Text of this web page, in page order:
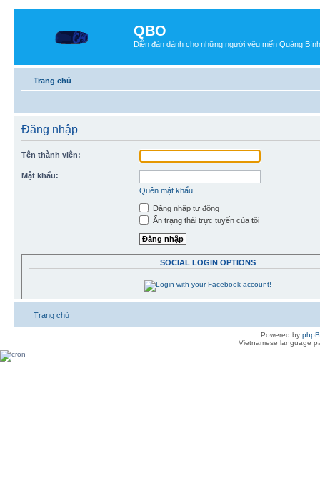
QBO
Diễn đàn dành cho những người yêu mến Quảng Bình
Trang chủ
Đăng nhập
Tên thành viên:
Mật khẩu:
Quên mật khẩu
Đăng nhập tự động
Ẩn trạng thái trực tuyến của tôi
SOCIAL LOGIN OPTIONS
Trang chủ
Powered by
Vietnamese language